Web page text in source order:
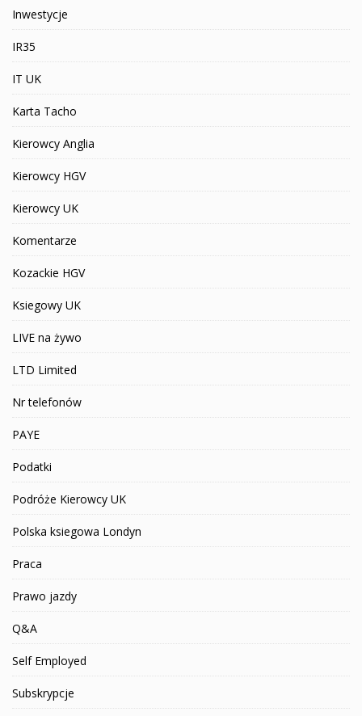
Inwestycje
IR35
IT UK
Karta Tacho
Kierowcy Anglia
Kierowcy HGV
Kierowcy UK
Komentarze
Kozackie HGV
Ksiegowy UK
LIVE na żywo
LTD Limited
Nr telefonów
PAYE
Podatki
Podróże Kierowcy UK
Polska ksiegowa Londyn
Praca
Prawo jazdy
Q&A
Self Employed
Subskrypcje